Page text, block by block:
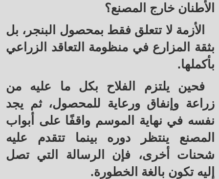
الأطنان خارج المصنع؟
الأزمة لا تتعلق فقط بمحصول البنجر، بل
بثقة المزارع في منظومة التعاقد الزراعي
بأكملها.
فحين يلتزم الفلاح بكل ما عليه من
زراعة وإنفاق ورعاية للمحصول، ثم يجد
نفسه في نهاية الموسم واقفًا على أبواب
المصنع ينتظر دوره بينما تتقدم عليه
شحنات أخرى، فإن الرسالة التي تصل
إليه تكون بالغة الخطورة.